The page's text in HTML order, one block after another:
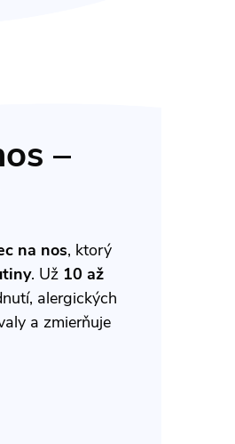
–
na nos, ktorý
. Už 10 až
alergických
a zmierňuje